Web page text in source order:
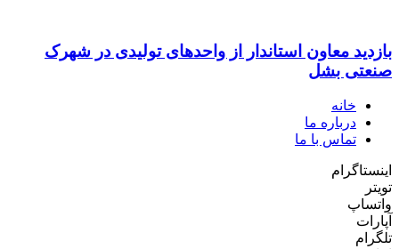
بازدید معاون استاندار از واحدهای تولیدی در شهرک
صنعتی بشل
خانه
درباره ما
تماس با ما
اینستاگرام
تویتر
واتساپ
آپارات
تلگرام